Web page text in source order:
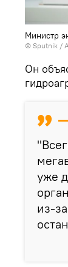
Министр
© Sputnik /
Он
уже
из-